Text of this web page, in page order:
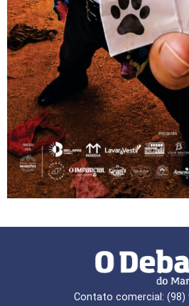
Contato comercial: (98)